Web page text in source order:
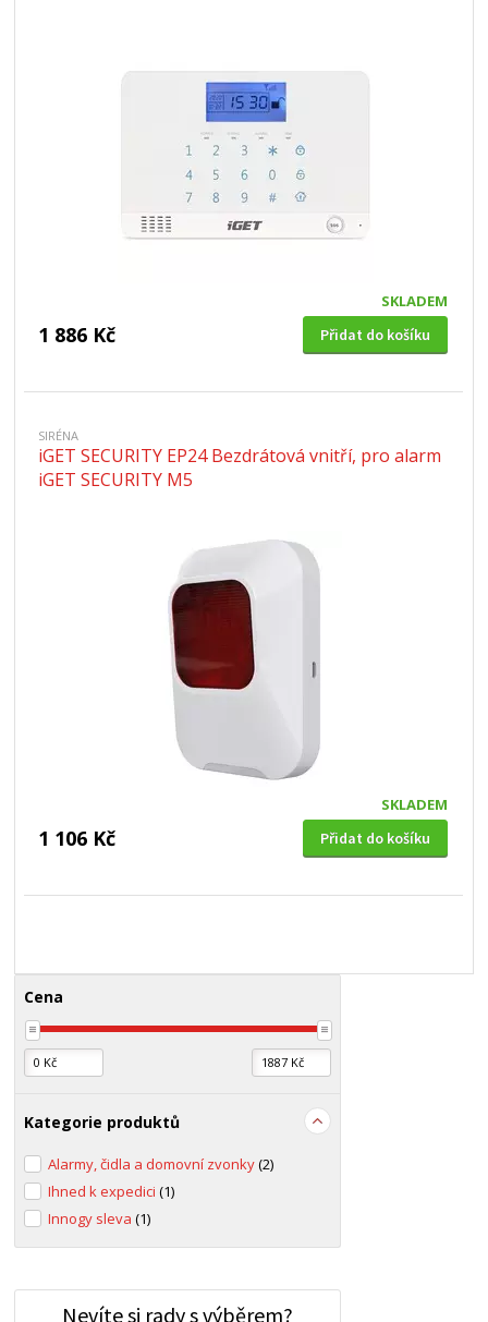
SKLADEM
1 886 Kč Přidat do košíku
SIRÉNA
iGET SECURITY EP24 Bezdrátová vnitří, pro alarm
iGET SECURITY M5
SKLADEM
1 106 Kč Přidat do košíku
Cena
Kategorie produktů
Alarmy, čidla a domovní zvonky(2)
Ihned k expedici(1)
Innogy sleva(1)
Nevíte si rady s výběrem?